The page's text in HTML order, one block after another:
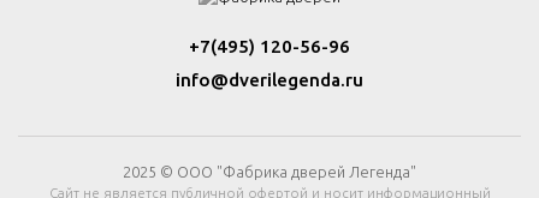
+7(495) 120-56-96
info@dverilegenda.ru
2025 © ООО "Фабрика дверей Легенда"
Сайт не является публичной офертой и носит информационный